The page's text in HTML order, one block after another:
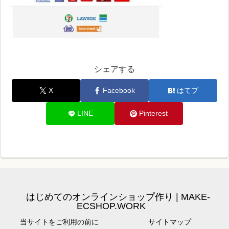
シェアする
X Facebook はてブ
LINE Pinterest
はじめてのオンラインショップ作り | MAKE-
ECSHOP.WORK
当サイトをご利用の前に サイトマップ